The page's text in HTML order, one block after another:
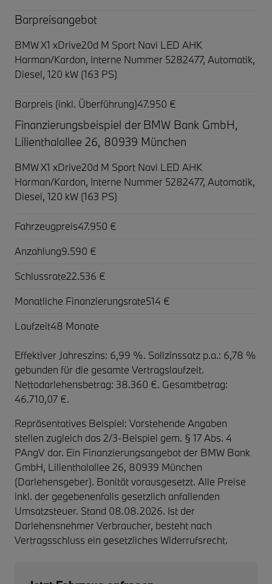
Barpreisangebot
BMW X1 xDrive20d M Sport Navi LED AHK
Harman/Kardon, Interne Nummer 5282477, Automatik,
Diesel, 120 kW (163 PS)
Barpreis (inkl. Überführung)47.950 €
Finanzierungsbeispiel der BMW Bank GmbH,
Lilienthalallee 26, 80939 München
BMW X1 xDrive20d M Sport Navi LED AHK
Harman/Kardon, Interne Nummer 5282477, Automatik,
Diesel, 120 kW (163 PS)
Fahrzeugpreis47.950 €
Anzahlung9.590 €
Schlussrate22.536 €
Monatliche Finanzierungsrate514 €
Laufzeit48 Monate
Effektiver Jahreszins: 6,99 %. Sollzinssatz p.a.: 6,78 %
gebunden für die gesamte Vertragslaufzeit.
Nettodarlehensbetrag: 38.360 €. Gesamtbetrag:
46.710,07 €.
Repräsentatives Beispiel: Vorstehende Angaben
stellen zugleich das 2/3-Beispiel gem. § 17 Abs. 4
PAngV dar. Ein Finanzierungsangebot der BMW Bank
GmbH, Lilienthalallee 26, 80939 München
(Darlehensgeber). Bonität vorausgesetzt. Alle Preise
inkl. der gegebenenfalls gesetzlich anfallenden
Umsatzsteuer. Stand 08.08.2026. Ist der
Darlehensnehmer Verbraucher, besteht nach
Vertragsschluss ein gesetzliches Widerrufsrecht.